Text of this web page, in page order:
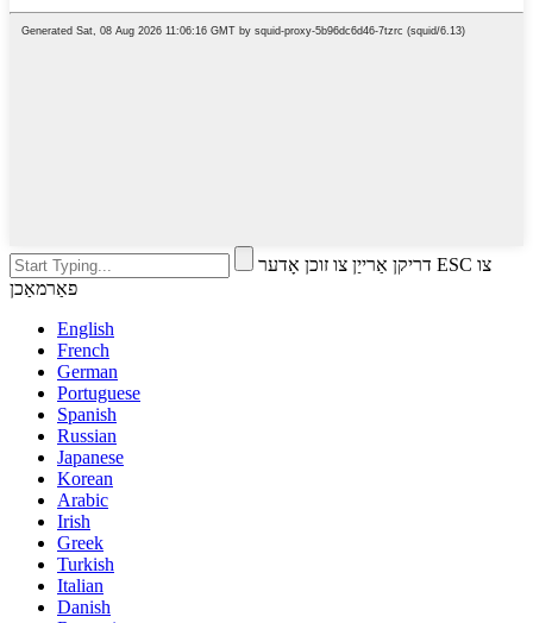
דריקן אַרייַן צו זוכן אָדער ESC צו
פאַרמאַכן
English
French
German
Portuguese
Spanish
Russian
Japanese
Korean
Arabic
Irish
Greek
Turkish
Italian
Danish